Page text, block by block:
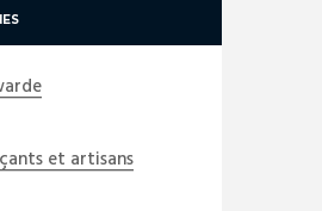
et artisans